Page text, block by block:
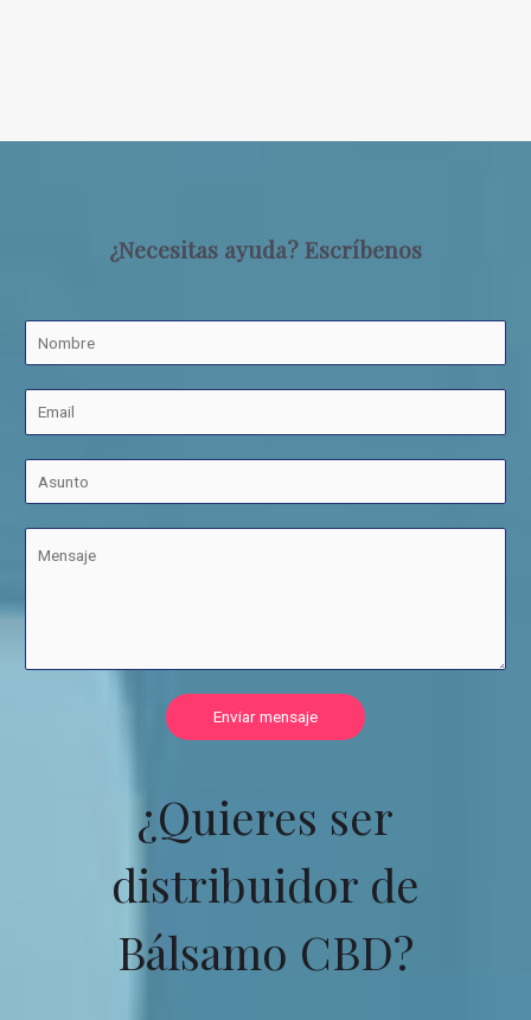
¿Necesitas ayuda? Escríbenos
Enviar mensaje
¿Quieres ser
distribuidor de
Bálsamo CBD?